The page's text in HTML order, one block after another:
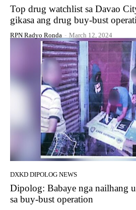
Top drug watchlist sa Davao
gikasa ang drug buy-bust
RPN Radyo Ronda - March 12, 2024
DXKD DIPOLOG NEWS
Dipolog: Babaye nga nailhang
sa buy-bust operation